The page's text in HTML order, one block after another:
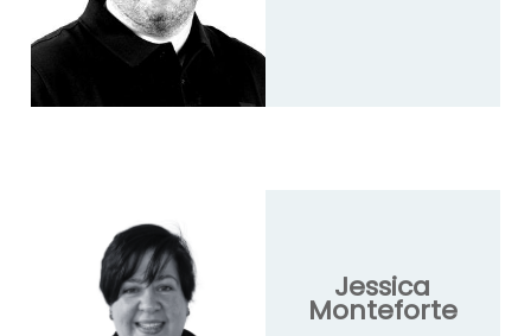
Jessica
Monteforte